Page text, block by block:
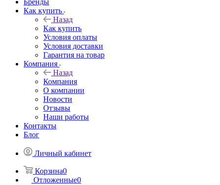
Бренды
Как купить
Назад
Как купить
Условия оплаты
Условия доставки
Гарантия на товар
Компания
Назад
Компания
О компании
Новости
Отзывы
Наши работы
Контакты
Блог
Личный кабинет
Корзина0
Отложенные0